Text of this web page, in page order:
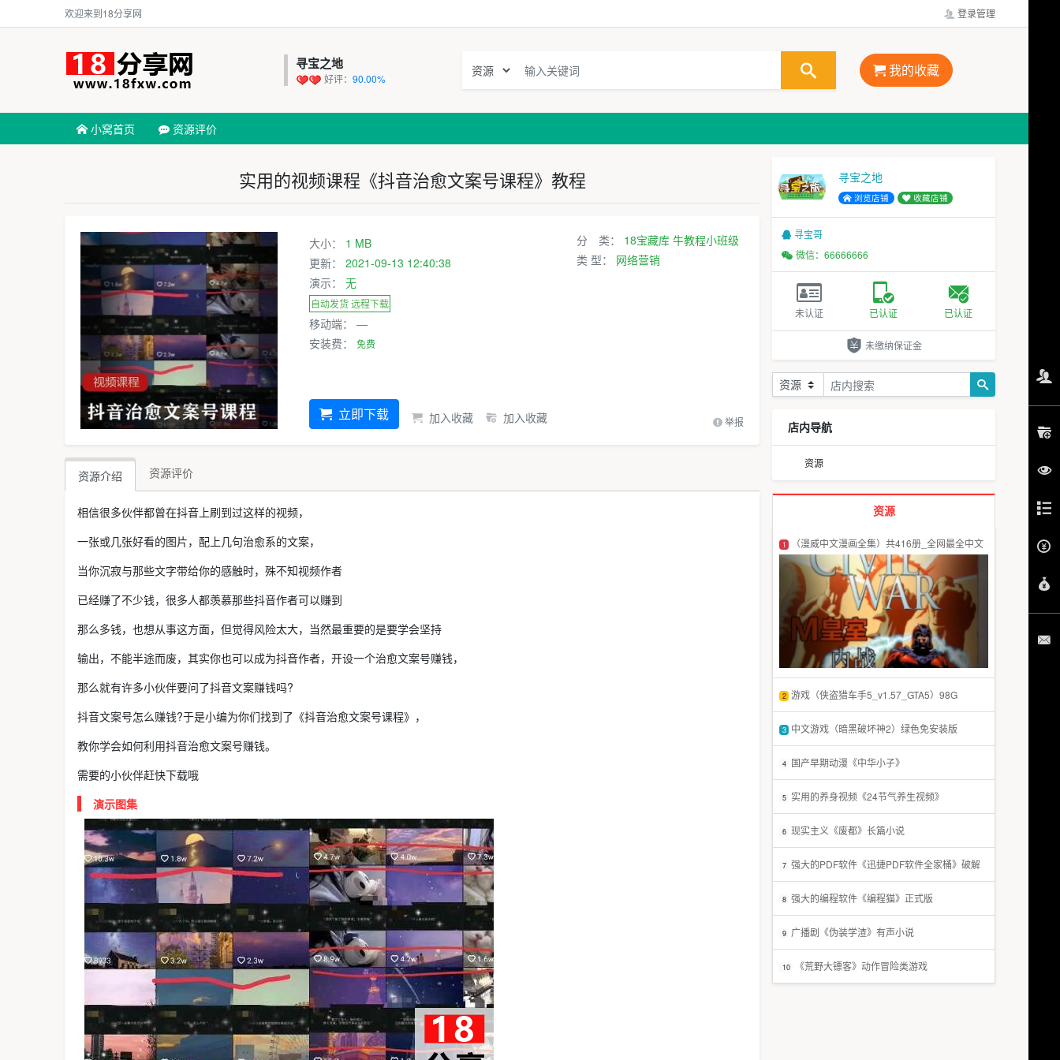
欢迎来到18分享网 登录管理
寻宝之地
好评： 90.00% 我的收藏
小窝首页 资源评价
实用的视频课程《抖音治愈文案号课程》教程
大小：
1 MB
更新：
2021-09-13 12:40:38
演示：
无
自动发货 远程下载
移动端：
—
安装费：
免费
分 类： 18宝藏库 牛教程小班级
类 型：
网络营销
立即下载 加入收藏 加入收藏 举报
资源介绍 资源评价
相信很多伙伴都曾在抖音上刷到过这样的视频，
一张或几张好看的图片，配上几句治愈系的文案，
当你沉寂与那些文字带给你的感触时，殊不知视频作者
已经赚了不少钱，很多人都羡慕那些抖音作者可以赚到
那么多钱，也想从事这方面，但觉得风险太大，当然最重要的是要学会坚持
输出，不能半途而废，其实你也可以成为抖音作者，开设一个治愈文案号赚钱，
那么就有许多小伙伴要问了抖音文案赚钱吗?
抖音文案号怎么赚钱?于是小编为你们找到了《抖音治愈文案号课程》，
教你学会如何利用抖音治愈文案号赚钱。
需要的小伙伴赶快下载哦
演示图集
寻宝之地
浏览店铺 收藏店铺
寻宝哥
微信：66666666
未认证 已认证 已认证
未缴纳保证金
店内导航
资源
资源
1
（漫威中文漫画全集）共416册_全网最全中文
版
2 游戏（侠盗猎车手5_v1.57_GTA5）98G
3 中文游戏（暗黑破坏神2）绿色免安装版
4 国产早期动漫《中华小子》
5 实用的养身视频《24节气养生视频》
6 现实主义《废都》长篇小说
7 强大的PDF软件《迅捷PDF软件全家桶》破解
版
8 强大的编程软件《编程猫》正式版
9 广播剧《伪装学渣》有声小说
10 《荒野大镖客》动作冒险类游戏